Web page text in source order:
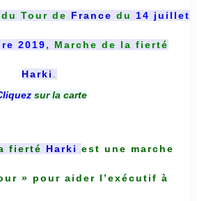
Tour de France du 14 juillet
2019, Marche de la fierté
Harki
sur la carte
fierté Harki est une marche
» pour aider l’exécutif à